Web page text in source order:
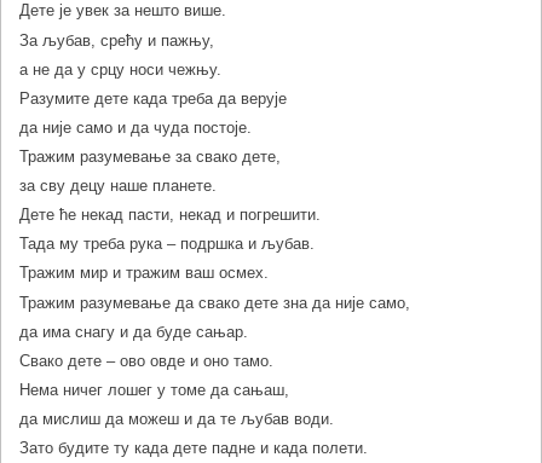
Дете је увек за нешто више.
За љубав, срећу и пажњу,
а не да у срцу носи чежњу.
Разумите дете када треба да верује
да није само и да чуда постоје.
Тражим разумевање за свако дете,
за сву децу наше планете.
Дете ће некад пасти, некад и погрешити.
Тада му треба рука – подршка и љубав.
Тражим мир и тражим ваш осмех.
Тражим разумевање да свако дете зна да није само,
да има снагу и да буде сањар.
Свако дете – ово овде и оно тамо.
Нема ничег лошег у томе да сањаш,
да мислиш да можеш и да те љубав води.
Зато будите ту када дете падне и када полети.